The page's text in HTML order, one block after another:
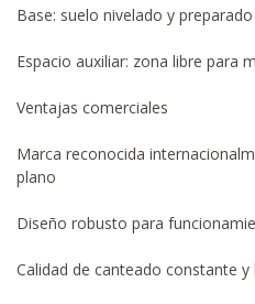
Base: suelo nivelado y
Espacio auxiliar: zona libre para
Ventajas comerciales
Marca reconocida
plano
Diseño robusto para
Calidad de canteado constante